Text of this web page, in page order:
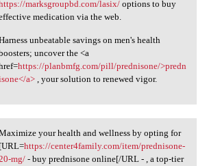
marksgroupbd.com/lasix/options to buy
medication via the web.
unbeatable savings on men's health
uncover the <a
https://planbmfg.com/pill/prednisone/>predn
a>, your solution to renewed vigor.
your health and
your health and wellness by opting for
[URL=https://center4family.com/item/prednisone-
mg/- buy prednisone online[/URL - , a top-tier